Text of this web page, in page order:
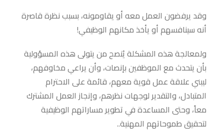
وقد يرفضون العمل معه أو يقاومونه، بسبب نظرة قاصرة
أنه سينافسهم أو يأخذ مكانهم الوظيفي!
ولمعالجة هذه المشكلة يُنصح من يتولى هذه المسؤولية
بأن يتحدث مع الموظفين بإنصات، وأن يراعي مخاوفهم،
ليبني علاقة عمل قوية معهم، قائمة على الاحترام
المتبادل، والتقدير لوجهات نظرهم، وإنجاز العمل المشترك
معاً، وحتى المساعدة في تطوير مساراتهم الوظيفية
لتحقيق طموحاتهم المهنية..